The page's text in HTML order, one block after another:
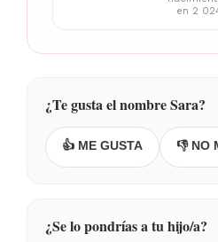
en 2
¿Te gusta el nombre Sara?
👍 ME GUSTA 👎 NO
¿Se lo pondrías a tu hijo/a?